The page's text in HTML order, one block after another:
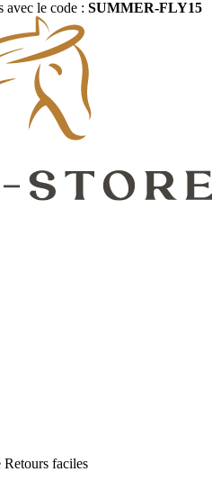
avec le code : SUMMER-FLY15
Retours faciles